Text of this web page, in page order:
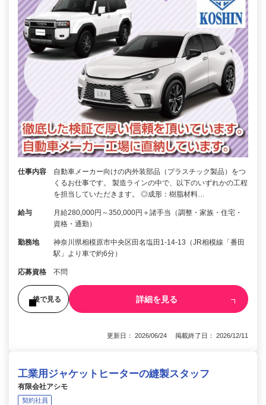
仕事内容
自動車メーカー向けの内外装部品（プラスチック製品）をつ
くるお仕事です。 製造ラインの中で、以下のいずれかの工程
を担当していただきます。 ◎成形：樹脂材料…
給与
月給280,000円～350,000円＋諸手当（調整・家族・住宅・
資格・通勤）
勤務地
神奈川県相模原市中央区田名塩田1-14-13（JR相模線「番田
駅」より車で約6分）
応募資格 不問
後で見る 詳細を見る
更新日： 2026/06/24 掲載終了日： 2026/12/11
工業用ジャケットヒーターの縫製スタッフ
有限会社アシモ
契約社員